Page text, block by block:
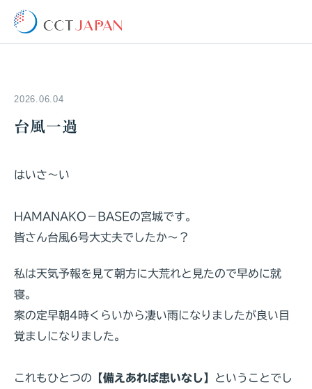
2026.06.04
台風一過
はいさ～い
HAMANAKO－BASEの宮城です。
皆さん台風6号大丈夫でしたか～？
私は天気予報を見て朝方に大荒れと見たので早めに就
寝。
案の定早朝4時くらいから凄い雨になりましたが良い目
覚ましになりました。
これもひとつの 【備えあれば患いなし】
ということでし